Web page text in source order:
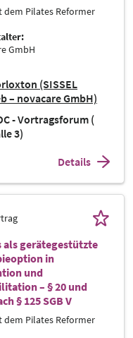
dem Pilates Reformer
GmbH
(SISSEL
– novacare GmbH)
- Vortragsforum (
3)
Details
als gerätegestützte
in
und
– § 20 und
§ 125 SGB V
dem Pilates Reformer